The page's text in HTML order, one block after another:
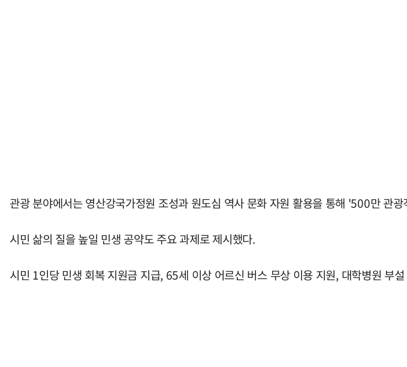
관광 분야에서는 영산강국가정원 조성과 원도심 역사 문화 자원 활용을 통해 '500만 관
시민 삶의 질을 높일 민생 공약도 주요 과제로 제시했다.
시민 1인당 민생 회복 지원금 지급, 65세 이상 어르신 버스 무상 이용 지원, 대학병원 부